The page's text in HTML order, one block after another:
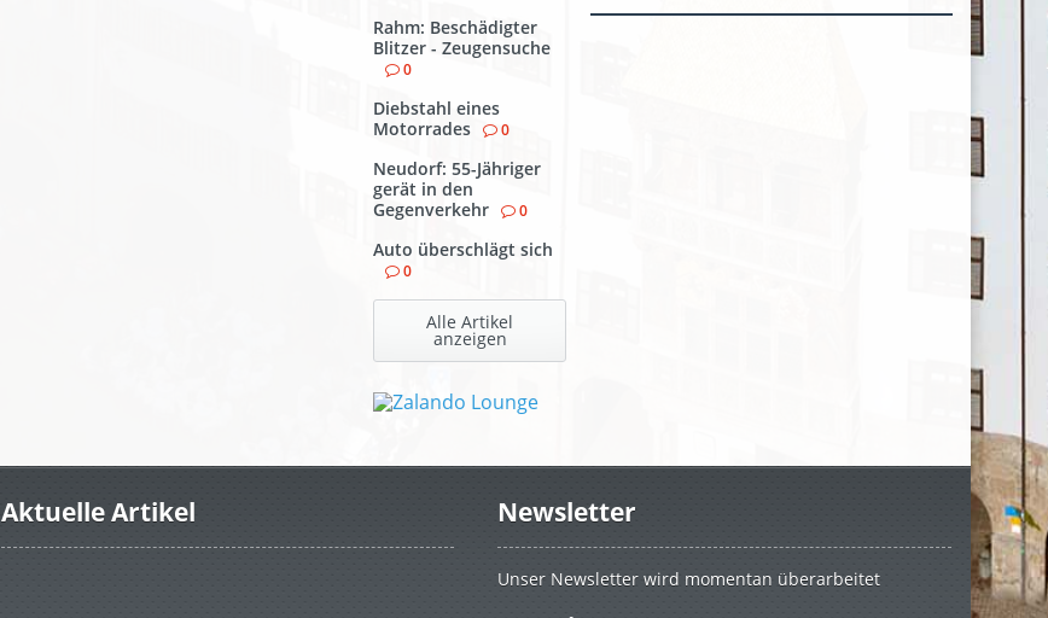
Rahm: Beschädigter
Blitzer - Zeugensuche
0
Diebstahl eines
Motorrades
0
Neudorf: 55-Jähriger
gerät in den
Gegenverkehr
0
Auto überschlägt sich
0
Alle Artikel
anzeigen
Aktuelle Artikel Newsletter
Unser Newsletter wird momentan überarbeitet